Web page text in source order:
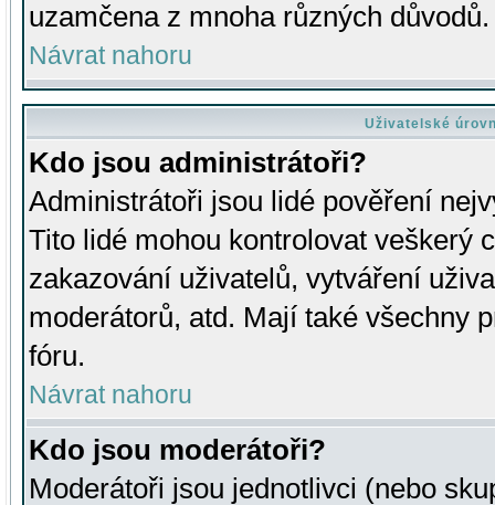
uzamčena z mnoha různých důvodů.
Návrat nahoru
Uživatelské
Kdo jsou administrátoři?
Administrátoři jsou lidé pověření
Tito lidé mohou kontrolovat veškerý
zakazování uživatelů, vytváření
moderátorů, atd. Mají také všechny
fóru.
Návrat nahoru
Kdo jsou moderátoři?
Moderátoři jsou jednotlivci (nebo